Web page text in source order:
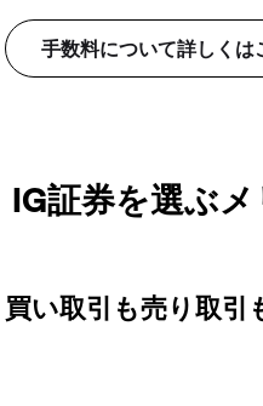
IG証券を選ぶメ
買い取引も売り取引